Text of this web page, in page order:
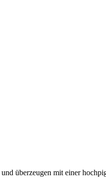
überzeugen mit einer